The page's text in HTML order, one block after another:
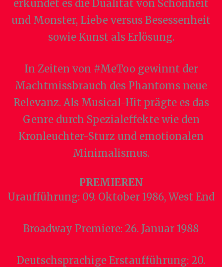
erkundet es die Dualität von Schönheit
und Monster, Liebe versus Besessenheit
sowie Kunst als Erlösung.
In Zeiten von #MeToo gewinnt der
Machtmissbrauch des Phantoms neue
Relevanz. Als Musical-Hit prägte es das
Genre durch Spezialeffekte wie den
Kronleuchter-Sturz und emotionalen
Minimalismus.
PREMIEREN
Uraufführung: 09. Oktober 1986, West End
Broadway Premiere: 26. Januar 1988
Deutschsprachige Erstaufführung: 20.